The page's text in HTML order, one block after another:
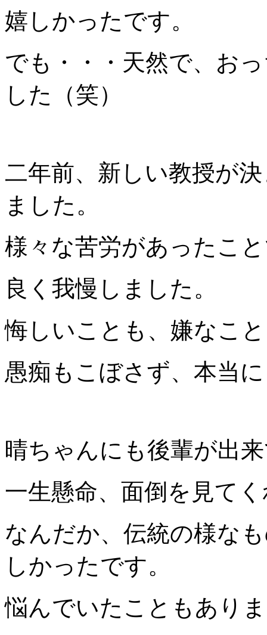
嬉しかったです。
でも・・・天然で、お
した（笑）
二年前、新しい教授が
ました。
様々な苦労があったこ
良く我慢しました。
悔しいことも、嫌なこ
愚痴もこぼさず、本当
晴ちゃんにも後輩が出
一生懸命、面倒を見て
なんだか、伝統の様な
しかったです。
悩んでいたこともあり